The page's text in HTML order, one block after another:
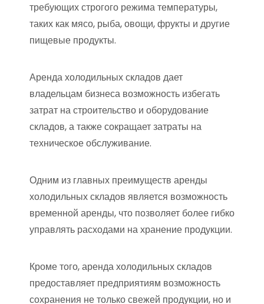
требующих строгого режима температуры,
таких как мясо, рыба, овощи, фрукты и другие
пищевые продукты.
Аренда холодильных складов дает
владельцам бизнеса возможность избегать
затрат на строительство и оборудование
складов, а также сокращает затраты на
техническое обслуживание.
Одним из главных преимуществ аренды
холодильных складов является возможность
временной аренды, что позволяет более гибко
управлять расходами на хранение продукции.
Кроме того, аренда холодильных складов
предоставляет предприятиям возможность
сохранения не только свежей продукции, но и